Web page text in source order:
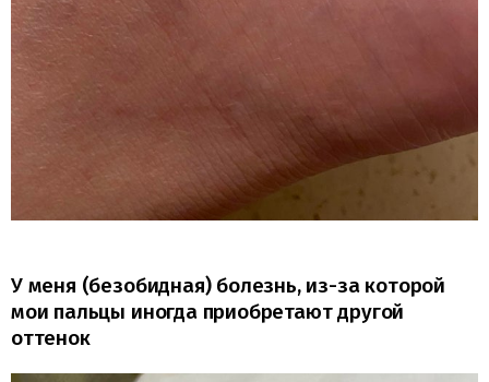
У меня (безобидная) болезнь, из-за которой
мои пальцы иногда приобретают другой
оттенок